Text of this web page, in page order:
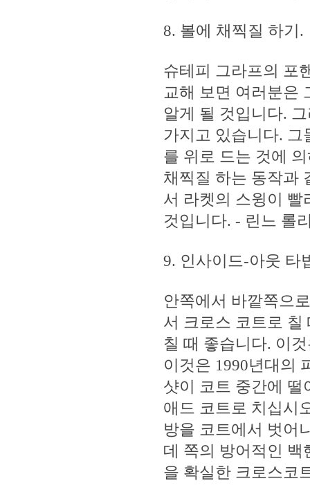
8. 볼에 채찍질 하기.
슈테피 그라프의 포
교해 보면 여러분은
알게 될 것입니다.
가지고 있습니다.
를 위로 드는 것에
채찍질 하는 동작과
서 라켓의 스윙이 빨
것입니다. - 린느 롤
9. 인사이드-아웃 타
안쪽에서 바깥쪽으
서 크로스 코트로
칠 때 좋습니다. 이
이것은 1990년대의
샷이 코트 중간에
애드 코트로 치십시
방을 코트에서 벗어
데 쪽의 방어적인 백
을 확실한 크로스코